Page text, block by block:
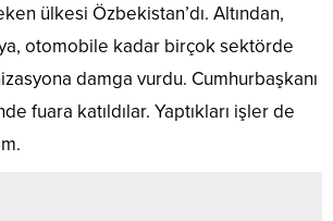
ülkesi Özbekistan’dı. Altından,
otomobile kadar birçok sektörde
damga vurdu. Cumhurbaşkanı
fuara katıldılar. Yaptıkları işler de